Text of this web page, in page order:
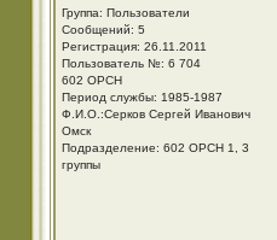
Группа: Пользователи
Сообщений: 5
Регистрация: 26.11.2011
Пользователь №: 6 704
602 ОРСН
Период службы: 1985-1987
Ф.И.О.:Серков Сергей Иванович
Омск
Подразделение: 602 ОРСН 1, 3
группы